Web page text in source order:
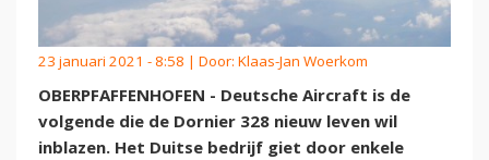
23 januari 2021 - 8:58 | Door: Klaas-Jan Woerkom
OBERPFAFFENHOFEN - Deutsche Aircraft is de
volgende die de Dornier 328 nieuw leven wil
inblazen. Het Duitse bedrijf giet door enkele